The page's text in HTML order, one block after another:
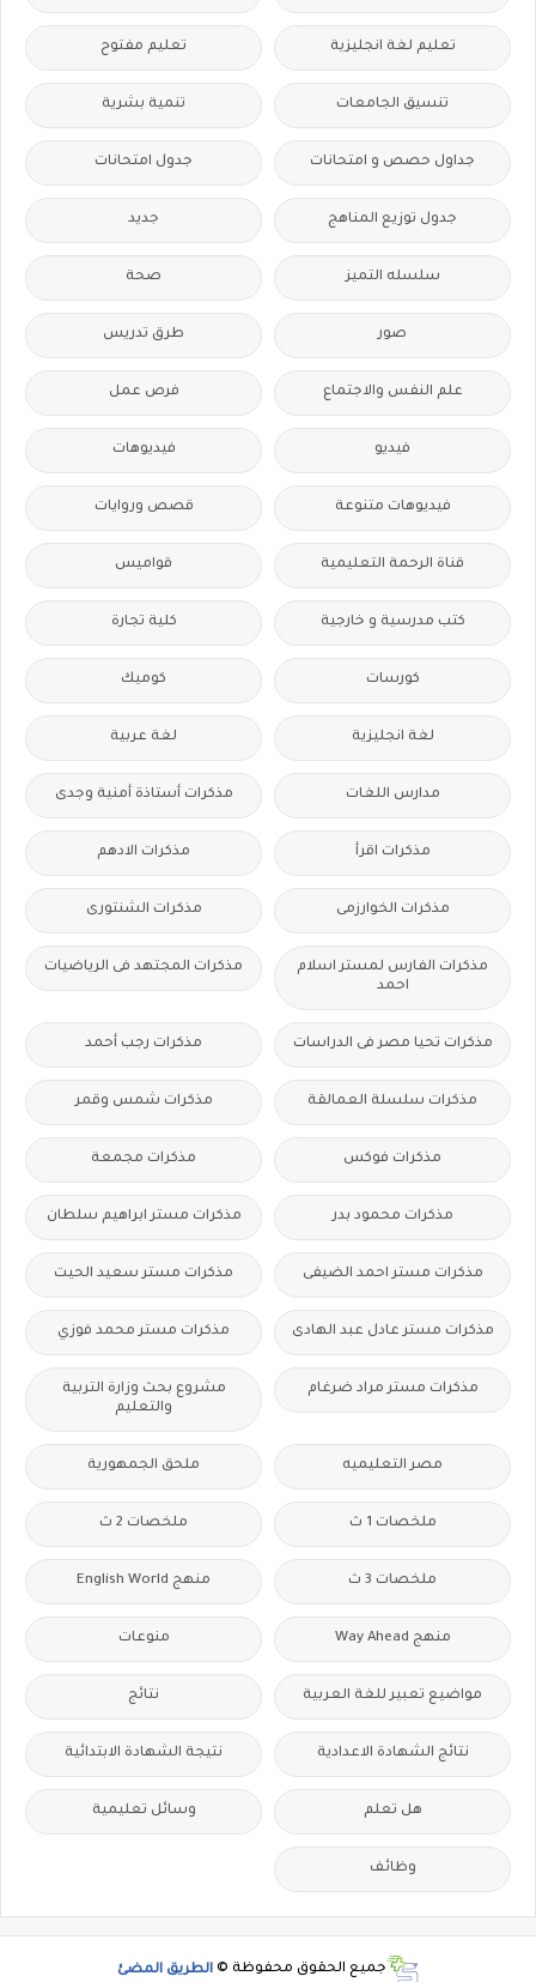
تعليم لغة انجليزية تعليم مفتوح
تنسيق الجامعات تنمية بشرية
جداول حصص و امتحانات جدول امتحانات
جدول توزيع المناهج جديد
سلسله التميز صحة
صور طرق تدريس
علم النفس والاجتماع فرص عمل
فيديو فيديوهات
فيديوهات متنوعة قصص وروايات
قناة الرحمة التعليمية قواميس
كتب مدرسية و خارجية كلية تجارة
كورسات كوميك
لغة انجليزية لغة عربية
مدارس اللغات مذكرات أستاذة أمنية وجدى
مذكرات اقرأ مذكرات الادهم
مذكرات الخوارزمى مذكرات الشنتورى
مذكرات الفارس لمستر اسلام
احمد
مذكرات المجتهد فى الرياضيات
مذكرات تحيا مصر فى الدراسات مذكرات رجب أحمد
مذكرات سلسلة العمالقة مذكرات شمس وقمر
مذكرات فوكس مذكرات مجمعة
مذكرات محمود بدر مذكرات مستر ابراهيم سلطان
مذكرات مستر احمد الضيفى مذكرات مستر سعيد الحيت
مذكرات مستر عادل عبد الهادى مذكرات مستر محمد فوزي
مذكرات مستر مراد ضرغام
مشروع بحث وزارة التربية
والتعليم
مصر التعليميه ملحق الجمهورية
ملخصات 1 ث ملخصات 2 ث
ملخصات 3 ث منهج English World
منهج Way Ahead منوعات
مواضيع تعبير للغة العربية نتائج
نتائج الشهادة الاعدادية نتيجة الشهادة الابتدائية
هل تعلم وسائل تعليمية
وظائف
جميع الحقوق محفوظة © الطريق المضئ